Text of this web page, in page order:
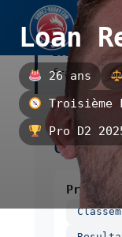
Aller
contenu
Loan
26 ans
Troisième
Pro D2
Loan Real
français,
Pro D2